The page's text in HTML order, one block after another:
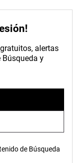
alertas
y
de Búsqueda